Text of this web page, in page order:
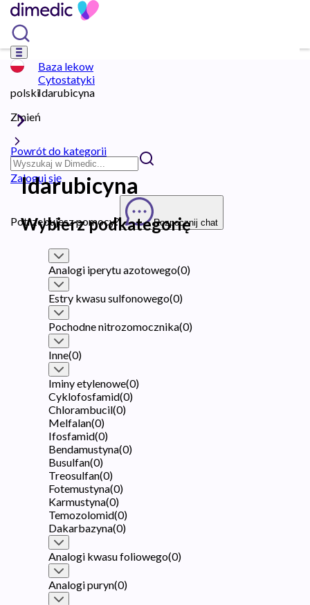
polski
Zmień
Zaloguj się
Potrzebujesz pomocy? Rozpocznij chat
Baza lekow
Cytostatyki
Idarubicyna
Powrót do kategorii
Idarubicyna
Wybierz podkategorię
Analogi iperytu azotowego(0)
Estry kwasu sulfonowego(0)
Pochodne nitrozomocznika(0)
Inne(0)
Iminy etylenowe(0)
Cyklofosfamid(0)
Chlorambucil(0)
Melfalan(0)
Ifosfamid(0)
Bendamustyna(0)
Busulfan(0)
Treosulfan(0)
Fotemustyna(0)
Karmustyna(0)
Temozolomid(0)
Dakarbazyna(0)
Analogi kwasu foliowego(0)
Analogi puryn(0)